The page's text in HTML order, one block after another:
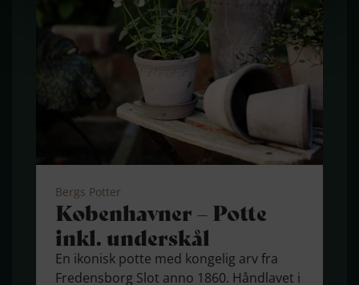
Bergs Potter
Køben­havner – Potte
inkl. underskål
En ikonisk potte med kongelig arv fra
Fredensborg Slot anno 1860. Håndlavet i